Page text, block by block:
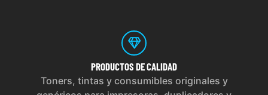
PRODUCTOS DE CALIDAD
Toners, tintas y consumibles originales y